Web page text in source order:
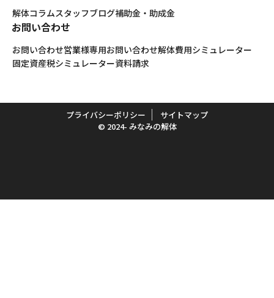
解体コラムスタッフブログ補助金・助成金
お問い合わせ
お問い合わせ営業様専用お問い合わせ解体費用シミュレーター
固定資産税シミュレーター資料請求
プライバシーポリシー
サイトマップ
© 2024- みなみの解体